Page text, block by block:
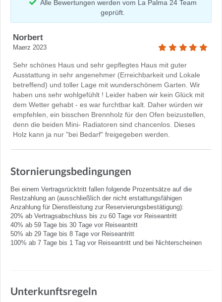
Alle Bewertungen werden vom La Palma 24 Team
geprüft.
Norbert
Maerz 2023
Sehr schönes Haus und sehr gepflegtes Haus mit guter
Ausstattung in sehr angenehmer (Erreichbarkeit und Lokale
betreffend) und toller Lage mit wunderschönem Garten. Wir
haben uns sehr wohlgefühlt ! Leider haben wir kein Glück mit
dem Wetter gehabt - es war furchtbar kalt. Daher würden wir
empfehlen, ein bisschen Brennholz für den Ofen beizustellen,
denn die beiden Mini- Radiatoren sind chancenlos. Dieses
Holz kann ja nur "bei Bedarf" freigegeben werden.
Stornierungsbedingungen
Bei einem Vertragsrücktritt fallen folgende Prozentsätze auf die
Restzahlung an (ausschließlich der nicht erstattungsfähigen
Anzahlung für Dienstleistung zur Reservierungsbestätigung):
20% ab Vertragsabschluss bis zu 60 Tage vor Reiseantritt
40% ab 59 Tage bis 30 Tage vor Reiseantritt
50% ab 29 Tage bis 8 Tage vor Reiseantritt
100% ab 7 Tage bis 1 Tag vor Reiseantritt und bei Nichterscheinen
Unterkunftsregeln